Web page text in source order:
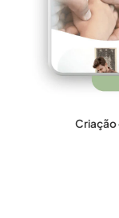
Criação